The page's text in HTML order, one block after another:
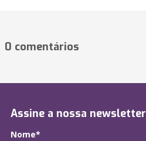
0 comentários
Assine a nossa newsletter
Nome*